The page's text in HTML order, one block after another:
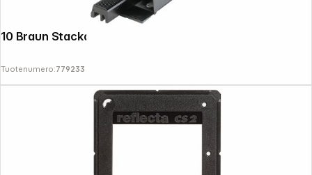
Tuotenumero:779233